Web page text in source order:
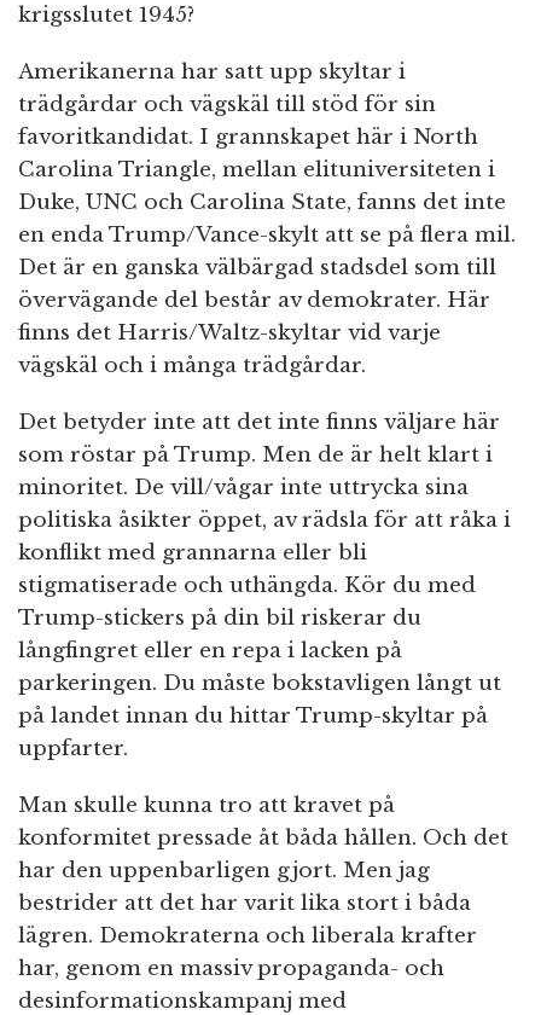
krigsslutet 1945?
Amerikanerna har satt upp skyltar i
trädgårdar och vägskäl till stöd för sin
favoritkandidat. I grannskapet här i North
Carolina Triangle, mellan elituniversiteten i
Duke, UNC och Carolina State, fanns det inte
en enda Trump/Vance-skylt att se på flera mil.
Det är en ganska välbärgad stadsdel som till
övervägande del består av demokrater. Här
finns det Harris/Waltz-skyltar vid varje
vägskäl och i många trädgårdar.
Det betyder inte att det inte finns väljare här
som röstar på Trump. Men de är helt klart i
minoritet. De vill/vågar inte uttrycka sina
politiska åsikter öppet, av rädsla för att råka i
konflikt med grannarna eller bli
stigmatiserade och uthängda. Kör du med
Trump-stickers på din bil riskerar du
långfingret eller en repa i lacken på
parkeringen. Du måste bokstavligen långt ut
på landet innan du hittar Trump-skyltar på
uppfarter.
Man skulle kunna tro att kravet på
konformitet pressade åt båda hållen. Och det
har den uppenbarligen gjort. Men jag
bestrider att det har varit lika stort i båda
lägren. Demokraterna och liberala krafter
har, genom en massiv propaganda- och
desinformationskampanj med